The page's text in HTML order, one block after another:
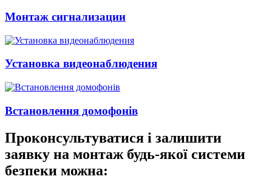
Монтаж сигнализации
Установка видеонаблюдения
Встановлення домофонів
Проконсультуватися і залишити
заявку на монтаж будь-якої системи
безпеки можна: